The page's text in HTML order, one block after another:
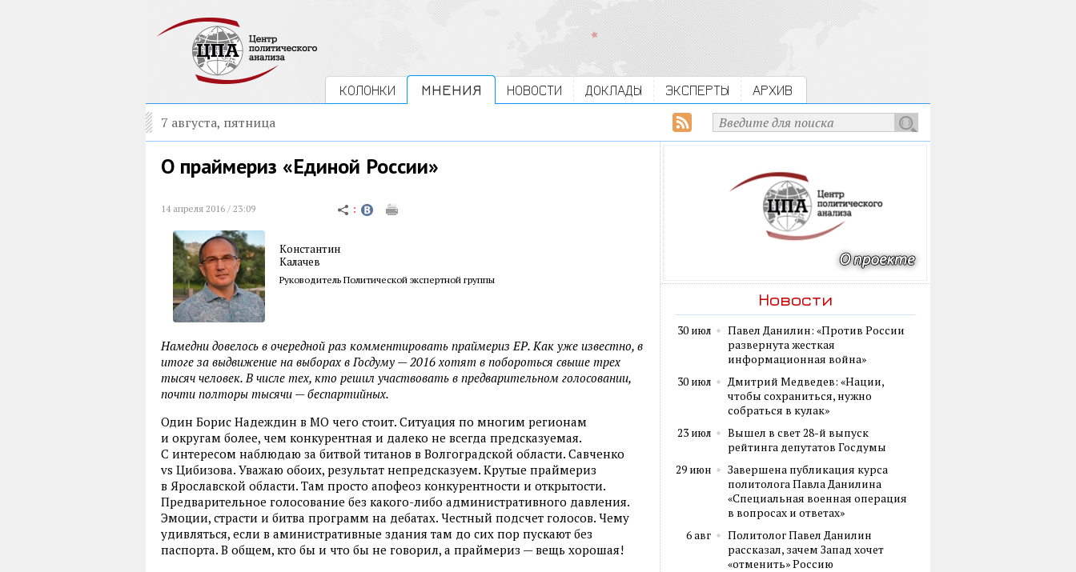
КОЛОНКИ МНЕНИЯ НОВОСТИ ДОКЛАДЫ ЭКСПЕРТЫ АРХИВ
7 августа, пятница
О праймериз «Единой России»
14 апреля 2016 / 23:09
Константин
Калачев
Руководитель Политической экспертной группы
Намедни довелось в очередной раз комментировать праймериз ЕР. Как уже известно, в
итоге за выдвижение на выборах в Госдуму — 2016 хотят в побороться свыше трех
тысяч человек. В числе тех, кто решил участвовать в предварительном голосовании,
почти полторы тысячи — беспартийных.
Один Борис Надеждин в МО чего стоит. Ситуация по многим регионам
и округам более, чем конкурентная и далеко не всегда предсказуемая.
С интересом наблюдаю за битвой титанов в Волгоградской области. Савченко
vs Цибизова. Уважаю обоих, результат непредсказуем. Крутые праймериз
в Ярославской области. Там просто апофеоз конкурентности и открытости.
Предварительное голосование без какого-либо административного давления.
Эмоции, страсти и битва программ на дебатах. Честный подсчет голосов. Чему
удивляться, если в аминистративные здания там до сих пор пускают без
паспорта. В общем, кто бы и что бы не говорил, а праймериз — вещь хорошая!
Новости
30 июл
Павел Данилин: «Против России
развернута жесткая
информационная война»
30 июл
Дмитрий Медведев: «Нации,
чтобы сохраниться, нужно
собраться в кулак»
23 июл
Вышел в свет 28-й выпуск
рейтинга депутатов Госдумы
29 июн
Завершена публикация курса
политолога Павла Данилина
«Специальная военная операция
в вопросах и ответах»
6 авг
Политолог Павел Данилин
рассказал, зачем Запад хочет
«отменить» Россию